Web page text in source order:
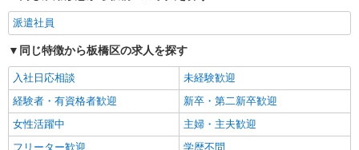
派遣社員
同じ特徴から板橋区の求人を探す
入社日応相談
未経験歓迎
経験者・有資格者歓迎
新卒・第二新卒歓迎
女性活躍中
主婦・主夫歓迎
フリーター歓迎
学歴不問